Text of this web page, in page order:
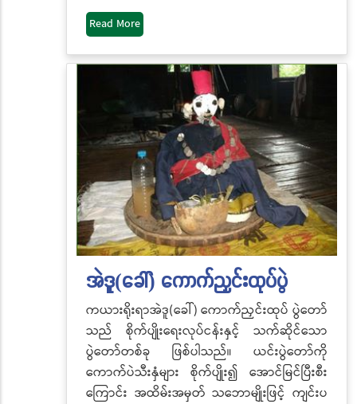
Read More
အဲဒူ(ခေါ်) ကောက်ညှင်းထုပ်ပွဲ
ကယားရိုးရာအဲဒူ(ခေါ်) ကောက်ညှင်းထုပ် ပွဲတော်
သည် စိုက်ပျိုးရေးလုပ်ငန်းနှင့် သက်ဆိုင်သော
ပွဲတော်တစ်ခု ဖြစ်ပါသည်။ ယင်းပွဲတော်ကို
ကောက်ပဲသီးနှံများ စိုက်ပျိုး၍ အောင်မြင်ပြီးစီး
ကြောင်း အထိမ်းအမှတ် သဘောမျိုးဖြင့် ကျင်းပ